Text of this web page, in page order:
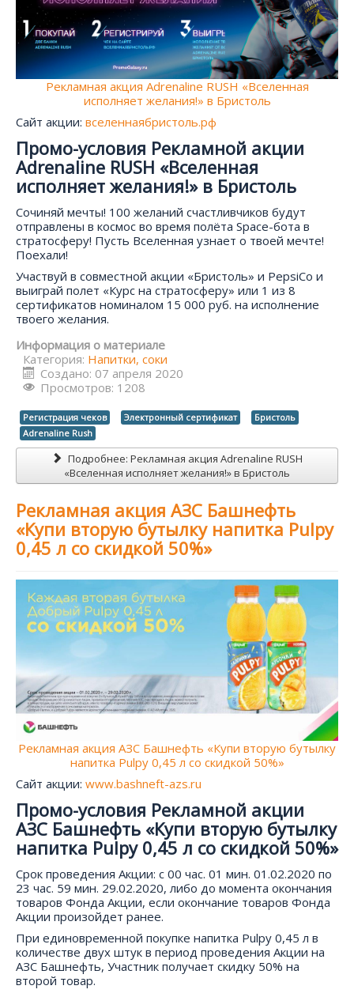
Рекламная акция Adrenaline RUSH «Вселенная
исполняет желания!» в Бристоль
Сайт акции: вселеннаябристоль.рф
Промо-условия Рекламной акции
Adrenaline RUSH «Вселенная
исполняет желания!» в Бристоль
Сочиняй мечты! 100 желаний счастливчиков будут
отправлены в космос во время полёта Space-бота в
стратосферу! Пусть Вселенная узнает о твоей мечте!
Поехали!
Участвуй в совместной акции «Бристоль» и PepsiCo и
выиграй полет «Курс на стратосферу» или 1 из 8
сертификатов номиналом 15 000 руб. на исполнение
твоего желания.
Информация о материале
Категория: Напитки, соки
Создано: 07 апреля 2020
Просмотров: 1208
Регистрация чеков Электронный сертификат
Бристоль
Adrenaline Rush
Подробнее: Рекламная акция Adrenaline RUSH
«Вселенная исполняет желания!» в Бристоль
Рекламная акция АЗС Башнефть
«Купи вторую бутылку напитка Pulpy
0,45 л со скидкой 50%»
Рекламная акция АЗС Башнефть «Купи вторую бутылку
напитка Pulpy 0,45 л со скидкой 50%»
Сайт акции: www.bashneft-azs.ru
Промо-условия Рекламной акции
АЗС Башнефть «Купи вторую бутылку
напитка Pulpy 0,45 л со скидкой 50%»
Срок проведения Акции: с 00 час. 01 мин. 01.02.2020 по
23 час. 59 мин. 29.02.2020, либо до момента окончания
товаров Фонда Акции, если окончание товаров Фонда
Акции произойдет ранее.
При единовременной покупке напитка Pulpy 0,45 л в
количестве двух штук в период проведения Акции на
АЗС Башнефть, Участник получает скидку 50% на
второй товар.